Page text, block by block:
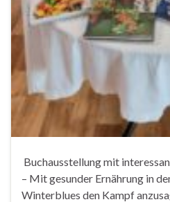
Buchausstellung mit
– Mit gesunder Ernährung in
Winterblues den Kampf